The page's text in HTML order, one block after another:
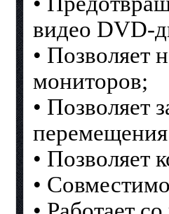
видео DVD-
• Позволяет
мониторов;
• Позволяет
• Позволяет
•